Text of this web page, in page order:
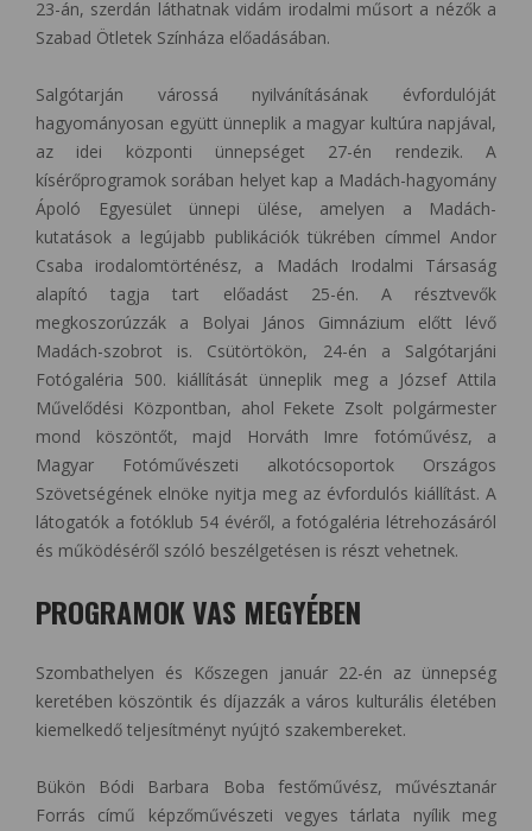
23-án, szerdán láthatnak vidám irodalmi műsort a nézők a
Szabad Ötletek Színháza előadásában.
Salgótarján várossá nyilvánításának évfordulóját
hagyományosan együtt ünneplik a magyar kultúra napjával,
az idei központi ünnepséget 27-én rendezik. A
kísérőprogramok sorában helyet kap a Madách-hagyomány
Ápoló Egyesület ünnepi ülése, amelyen a Madách-
kutatások a legújabb publikációk tükrében címmel Andor
Csaba irodalomtörténész, a Madách Irodalmi Társaság
alapító tagja tart előadást 25-én. A résztvevők
megkoszorúzzák a Bolyai János Gimnázium előtt lévő
Madách-szobrot is. Csütörtökön, 24-én a Salgótarjáni
Fotógaléria 500. kiállítását ünneplik meg a József Attila
Művelődési Központban, ahol Fekete Zsolt polgármester
mond köszöntőt, majd Horváth Imre fotóművész, a
Magyar Fotóművészeti alkotócsoportok Országos
Szövetségének elnöke nyitja meg az évfordulós kiállítást. A
látogatók a fotóklub 54 évéről, a fotógaléria létrehozásáról
és működéséről szóló beszélgetésen is részt vehetnek.
PROGRAMOK VAS MEGYÉBEN
Szombathelyen és Kőszegen január 22-én az ünnepség
keretében köszöntik és díjazzák a város kulturális életében
kiemelkedő teljesítményt nyújtó szakembereket.
Bükön Bódi Barbara Boba festőművész, művésztanár
Forrás című képzőművészeti vegyes tárlata nyílik meg